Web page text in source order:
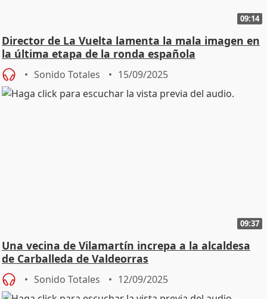
09:14
Director de La Vuelta lamenta la mala imagen en
la última etapa de la ronda española
Sonido Totales 15/09/2025
09:37
Una vecina de Vilamartín increpa a la alcaldesa
de Carballeda de Valdeorras
Sonido Totales 12/09/2025